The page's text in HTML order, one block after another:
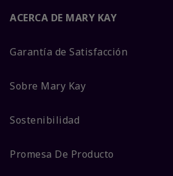
ACERCA DE MARY KAY
Garantía de Satisfacción
Sobre Mary Kay
Sostenibilidad
Promesa De Producto